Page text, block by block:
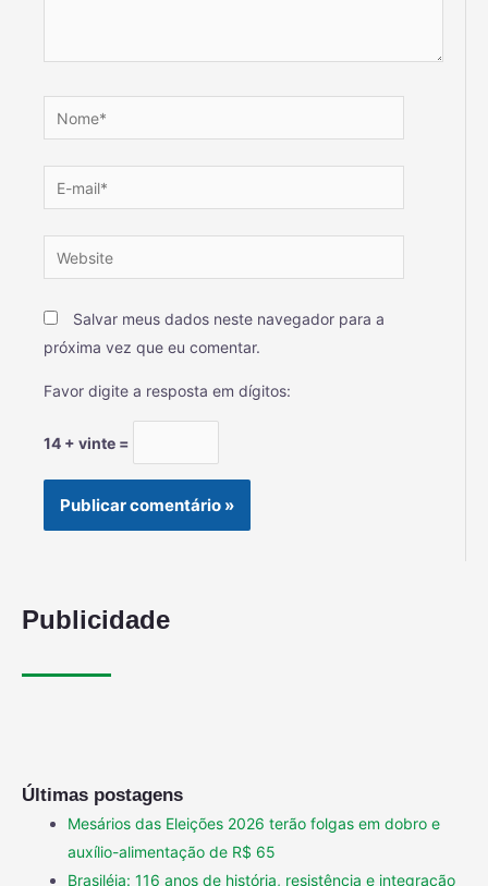
Salvar meus dados neste navegador para a
próxima vez que eu comentar.
Favor digite a resposta em dígitos:
14 + vinte =
Publicidade
Últimas postagens
Mesários das Eleições 2026 terão folgas em dobro e
auxílio-alimentação de R$ 65
Brasiléia: 116 anos de história, resistência e integração